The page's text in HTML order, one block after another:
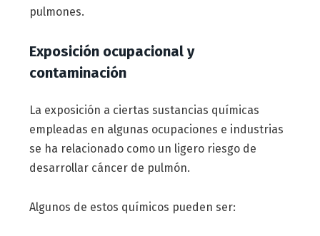
pulmones.
Exposición ocupacional y
contaminación
La exposición a ciertas sustancias químicas
empleadas en algunas ocupaciones e industrias
se ha relacionado como un ligero riesgo de
desarrollar cáncer de pulmón.
Algunos de estos químicos pueden ser: